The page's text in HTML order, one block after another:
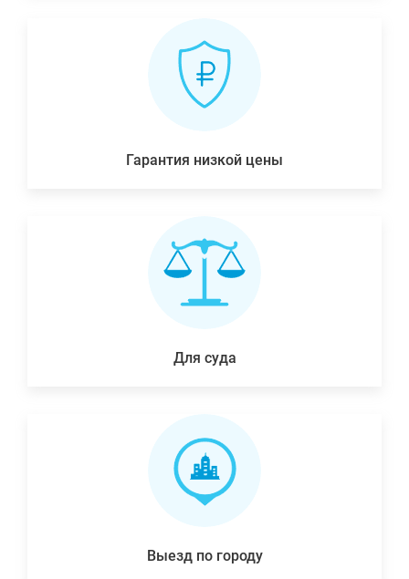
Гарантия низкой цены
Для суда
Выезд по городу